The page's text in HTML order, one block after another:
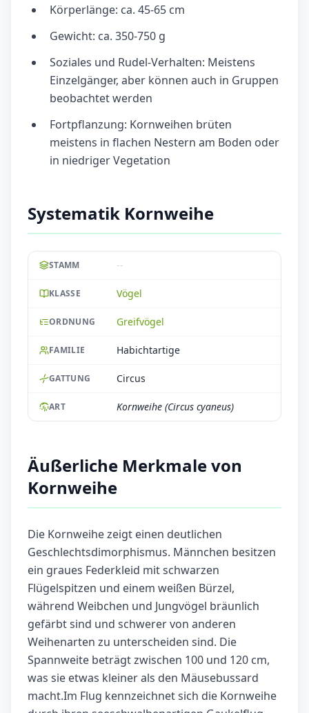
Körperlänge: ca. 45-65 cm
Gewicht: ca. 350-750 g
Soziales und Rudel-Verhalten: Meistens
Einzelgänger, aber können auch in Gruppen
beobachtet werden
Fortpflanzung: Kornweihen brüten
meistens in flachen Nestern am Boden oder
in niedriger Vegetation
Systematik Kornweihe
STAMM --
KLASSE Vögel
ORDNUNG Greifvögel
FAMILIE Habichtartige
GATTUNG Circus
ART Kornweihe (Circus cyaneus)
Äußerliche Merkmale von
Kornweihe
Die Kornweihe zeigt einen deutlichen
Geschlechtsdimorphismus. Männchen besitzen
ein graues Federkleid mit schwarzen
Flügelspitzen und einem weißen Bürzel,
während Weibchen und Jungvögel bräunlich
gefärbt sind und schwerer von anderen
Weihenarten zu unterscheiden sind. Die
Spannweite beträgt zwischen 100 und 120 cm,
was sie etwas kleiner als den Mäusebussard
macht.Im Flug kennzeichnet sich die Kornweihe